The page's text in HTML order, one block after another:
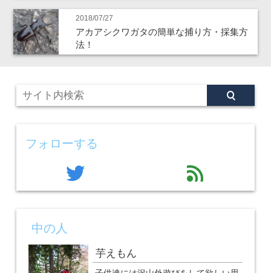
2018/07/27
アカアシクワガタの簡単な捕り方・採集方
法！
フォローする
twitter feed
中の人
芋えもん